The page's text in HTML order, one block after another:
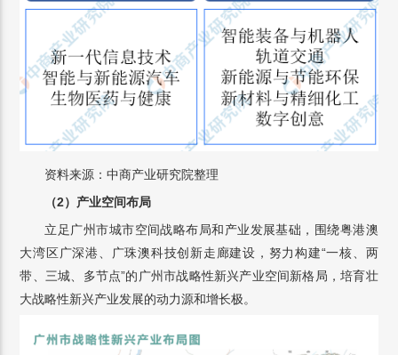
资料来源：中商产业研究院整理
（2）产业空间布局
立足广州市城市空间战略布局和产业发展基础，围绕粤港澳
大湾区广深港、广珠澳科技创新走廊建设，努力构建“一核、两
带、三城、多节点”的广州市战略性新兴产业空间新格局，培育壮
大战略性新兴产业发展的动力源和增长极。